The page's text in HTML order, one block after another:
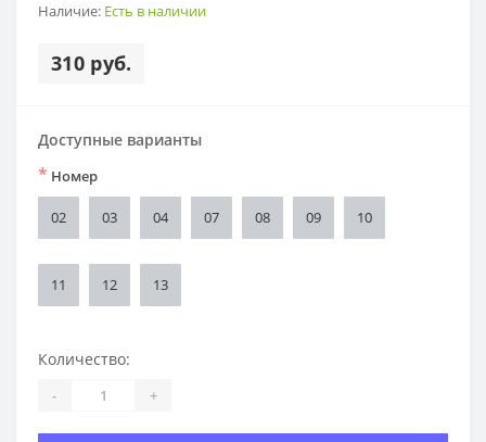
Наличие: Есть в наличии
310 руб.
Доступные варианты
* Номер
02 03 04 07 08 09 10
11 12 13
Количество:
- +